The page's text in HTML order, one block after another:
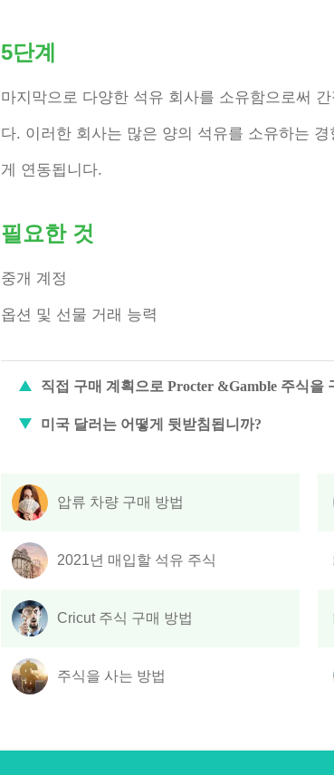
5단계
마지막으로 다양한 석유 회사를 소유함으로써
다. 이러한 회사는 많은 양의 석유를 소유하는
게 연동됩니다.
필요한 것
중개 계정
옵션 및 선물 거래 능력
직접 구매 계획으로 Procter &Gamble 주식을
미국 달러는 어떻게 뒷받침됩니까?
압류 차량 구매 방법
2021년 매입할 석유 주식
Cricut 주식 구매 방법
주식을 사는 방법